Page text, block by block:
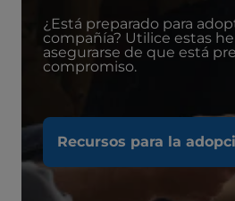
¿Está preparado para
compañía? Utilice estas
asegurarse de que está
compromiso.
Recursos para la